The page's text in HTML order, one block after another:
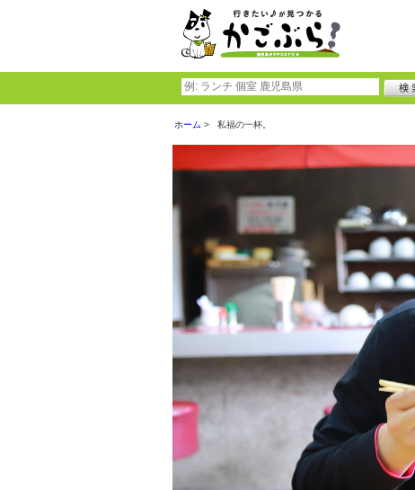
ホーム 私福の一杯。